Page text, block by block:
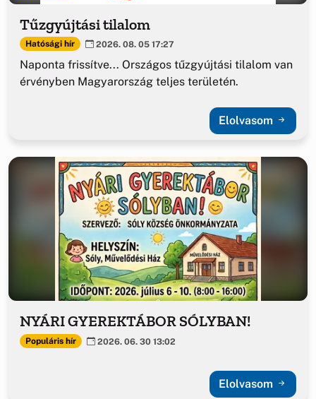
Tűzgyújtási tilalom
Hatósági hír 2026. 08. 05 17:27
Naponta frissítve... Országos tűzgyújtási tilalom van
érvényben Magyarország teljes területén.
Elolvasom
NYÁRI GYEREKTÁBOR SÓLYBAN!
Populáris hír 2026. 06. 30 13:02
Elolvasom